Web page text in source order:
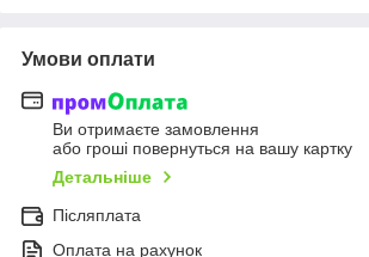
Умови оплати
Ви отримаєте замовлення
або гроші повернуться на вашу картку
Детальніше
Післяплата
Оплата на рахунок